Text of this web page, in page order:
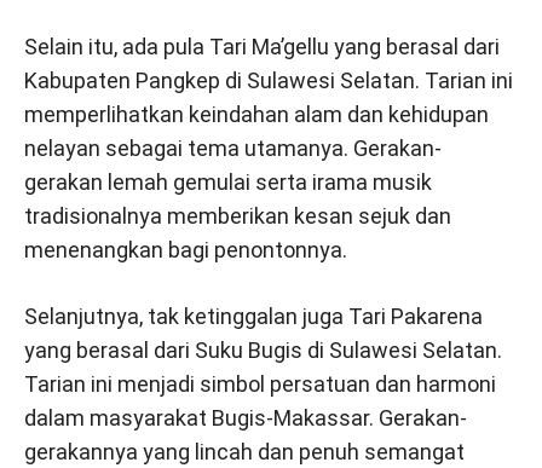
Selain itu, ada pula Tari Ma’gellu yang berasal dari
Kabupaten Pangkep di Sulawesi Selatan. Tarian ini
memperlihatkan keindahan alam dan kehidupan
nelayan sebagai tema utamanya. Gerakan-
gerakan lemah gemulai serta irama musik
tradisionalnya memberikan kesan sejuk dan
menenangkan bagi penontonnya.
Selanjutnya, tak ketinggalan juga Tari Pakarena
yang berasal dari Suku Bugis di Sulawesi Selatan.
Tarian ini menjadi simbol persatuan dan harmoni
dalam masyarakat Bugis-Makassar. Gerakan-
gerakannya yang lincah dan penuh semangat